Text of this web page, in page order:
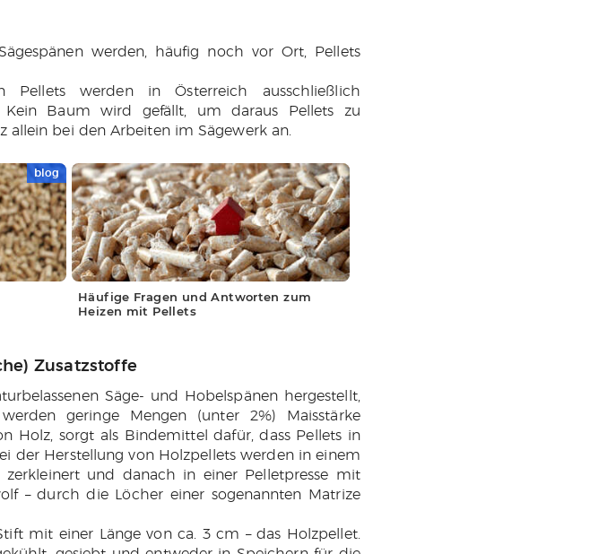
werden, häufig noch vor Ort, Pellets
werden in Österreich ausschließlich
Kein Baum wird gefällt, um daraus Pellets zu
allein bei den Arbeiten im Sägewerk an.
blog
WEITERLESEN
Häufige Fragen und Antworten zum
Heizen mit Pellets
Zusatzstoffe
Säge- und Hobelspänen hergestellt,
geringe Mengen (unter 2%) Maisstärke
Holz, sorgt als Bindemittel dafür, dass Pellets in
der Herstellung von Holzpellets werden in einem
und danach in einer Pelletpresse mit
– durch die Löcher einer sogenannten Matrize
mit einer Länge von ca. 3 cm – das Holzpellet.